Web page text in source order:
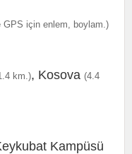
GPS için enlem, boylam.)
km.), Kosova (4.4
Kampüsü